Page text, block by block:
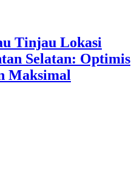
Tinjau Lokasi
Selatan: Optimis
Maksimal